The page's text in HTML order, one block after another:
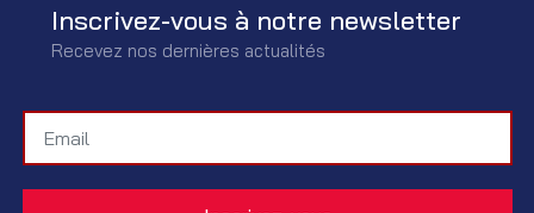
Inscrivez-vous à notre newsletter
Recevez nos dernières actualités